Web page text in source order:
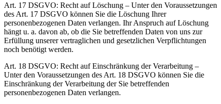
Art. 17 DSGVO: Recht auf Löschung – Unter den Voraussetzungen
des Art. 17 DSGVO können Sie die Löschung Ihrer
personenbezogenen Daten verlangen. Ihr Anspruch auf Löschung
hängt u. a. davon ab, ob die Sie betreffenden Daten von uns zur
Erfüllung unserer vertraglichen und gesetzlichen Verpflichtungen
noch benötigt werden.
Art. 18 DSGVO: Recht auf Einschränkung der Verarbeitung –
Unter den Voraussetzungen des Art. 18 DSGVO können Sie die
Einschränkung der Verarbeitung der Sie betreffenden
personenbezogenen Daten verlangen.